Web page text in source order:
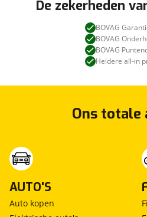
Ringverwarming
Truma Combi 6e
Verwarmde garage
De zekerheden
BOVAG
BOVAG
BOVAG
Heldere all-in
Ons totale
AUTO'S
Auto kopen